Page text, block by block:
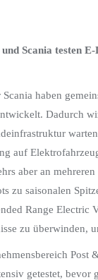
und Scania
haben
Dadurch
auf
aber an
zu saisonalen
Range
zu überwinden,
getestet,